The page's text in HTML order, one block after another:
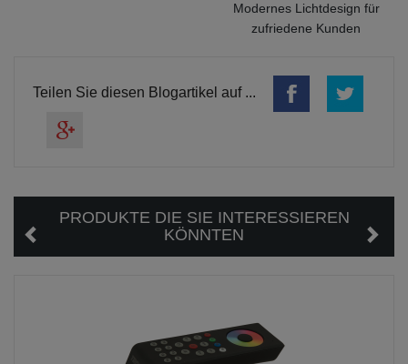
Modernes Lichtdesign für
zufriedene Kunden
Teilen Sie diesen Blogartikel auf ...
PRODUKTE DIE SIE INTERESSIEREN
KÖNNTEN